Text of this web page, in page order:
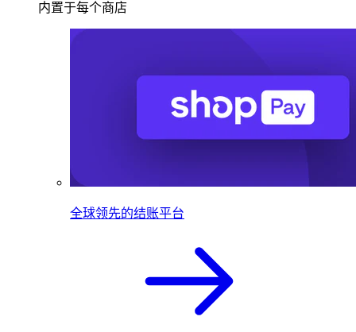
内置于每个商店
全球领先的结账平台